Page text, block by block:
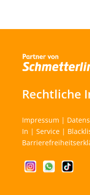
Rechtliche
Impressum |
In | Service|